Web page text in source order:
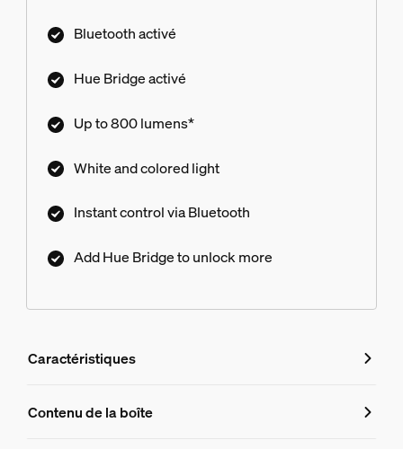
Bluetooth activé
Hue Bridge activé
Up to 800 lumens*
White and colored light
Instant control via Bluetooth
Add Hue Bridge to unlock more
Caractéristiques
Caractéristiques
Contenu de la boîte